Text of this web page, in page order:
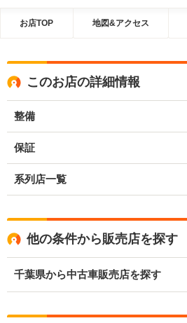
お店TOP 地図&アクセス
このお店の詳細情報
整備
保証
系列店一覧
他の条件から販売店を探す
千葉県から中古車販売店を探す